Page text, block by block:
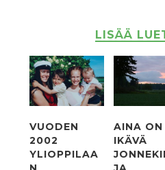
LISÄÄ
VUODEN
2002
YLIOPPILAA
AINA ON
IKÄVÄ